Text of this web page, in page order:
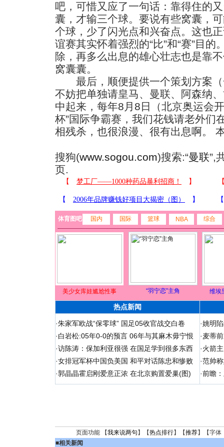
吧，可惜又应了一句话：靠得住的
囊，才输三个球。要说有些窝囊，
个球，少了闪光点和兴奋点。这也
谊赛其实怀着强烈的“比”和“赛”目
除，再多么出息的雄心壮志也是靠
窝囊囊。
最后，顺便提供一个策划方案（
不妨把单独请皇马、曼联、阿森纳
中起来，每年8月8日（北京奥运会
杯”国际争霸赛，我们花钱请老外们
相残杀，也很浪漫、很有出息啊。
搜狗(www.sogou.com)搜索:“曼联”,
页.
体育图吧 国内 国际 篮球 NBA 综合
美少女库娃尴尬性事 “羽宁恋”主角 维埃
热点新闻
·朱家军欧战“保零球” 国足05收官战交白卷
·白岩松:05年0-0的预言 06年与其麻木毋宁恨
·访陈涛：保加利亚很强 在国足学到很多东西
·女排冠军杯中国负美国 和平对话陈忠和惨败
·郭晶晶霍启刚爱意正浓 在北京购置爱巢(图)
·姚明
·麦蒂
·火箭
·范帅
·前瞻
页面功能 【我来说两句 】【热点排行】【推荐】【字体
■相关新闻